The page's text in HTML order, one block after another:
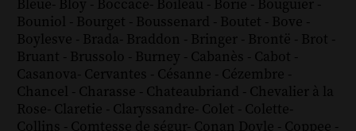
Bleue- Bloy - Boccace- Boileau - Borie - Bouguier -
Bouniol - Bourget - Boussenard - Boutet - Bove -
Boylesve - Brada- Braddon - Bringer - Brontë - Brot -
Bruant - Brussolo - Burney - Cabanès - Cabot -
Casanova- Cervantes - Césanne - Cézembre -
Chancel - Charasse - Chateaubriand - Chevalier à la
Rose- Claretie - Claryssandre- Colet - Colette-
Collins - Comtesse de ségur- Conan Doyle - Coppee -